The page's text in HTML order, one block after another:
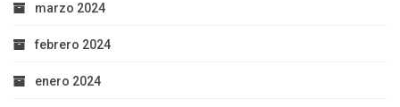
marzo 2024
febrero 2024
enero 2024